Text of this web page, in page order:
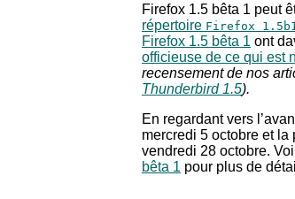
Firefox 1.5 bêta 1 peut
répertoire Firefox 1.5b1
Firefox 1.5 bêta 1 ont
officieuse de ce qui est
recensement de nos
Thunderbird 1.5).
En regardant vers
mercredi 5 octobre et
vendredi 28 octobre.
bêta 1 pour plus de